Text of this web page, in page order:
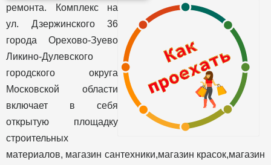
ремонта. Комплекс на
ул. Дзержинского 36
города Орехово-Зуево
Ликино-Дулевского
городского округа
Московской области
включает в себя
открытую площадку
строительных
материалов, магазин сантехники,магазин красок,магазин